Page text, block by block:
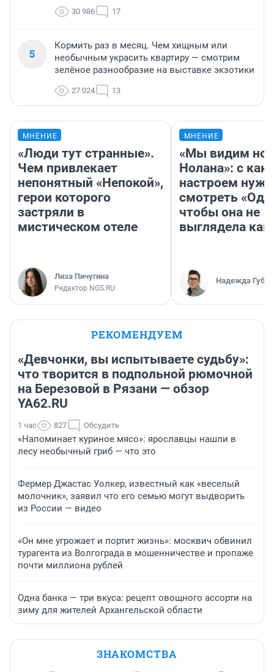
30 986 17
5
Кормить раз в месяц. Чем хищным или
необычным украсить квартиру — смотрим
зелёное разнообразие на выставке экзотики
27 024 13
МНЕНИЕ
«Люди тут странные».
Чем привлекает
непонятный «Непокой»,
герои которого
застряли в
мистическом отеле
Лиза Пичугина
Редактор NGS.RU
МНЕНИЕ
«Мы видим
Нолана»: с
настроем
смотреть
чтобы она не
выглядела как
Надежда
РЕКОМЕНДУЕМ
«Девчонки, вы испытываете судьбу»:
что творится в подпольной рюмочной
на Березовой в Рязани — обзор
YA62.RU
1 час 827 Обсудить
«Напоминает куриное мясо»: ярославцы нашли в
лесу необычный гриб — что это
Фермер Джастас Уолкер, известный как «веселый
молочник», заявил что его семью могут выдворить
из России — видео
«Он мне угрожает и портит жизнь»: москвич обвинил
турагента из Волгограда в мошенничестве и пропаже
почти миллиона рублей
Одна банка — три вкуса: рецепт овощного ассорти на
зиму для жителей Архангельской области
ЗНАКОМСТВА